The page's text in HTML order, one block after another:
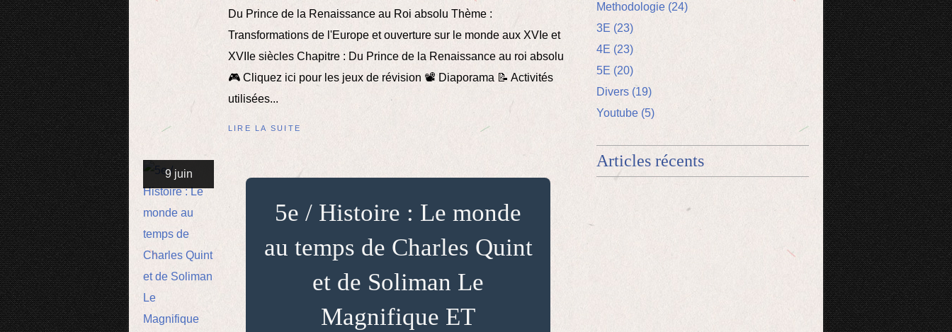
Du Prince de la Renaissance au Roi absolu Thème :
Transformations de l'Europe et ouverture sur le monde aux XVIe et
XVIIe siècles Chapitre : Du Prince de la Renaissance au roi absolu
🎮 Cliquez ici pour les jeux de révision 📽️ Diaporama 📝 Activités
utilisées...
LIRE LA SUITE
9 juin
5e / Histoire : Le monde
au temps de Charles Quint
et de Soliman Le
Magnifique ET
Methodologie (24)
3E (23)
4E (23)
5E (20)
Divers (19)
Youtube (5)
Articles récents